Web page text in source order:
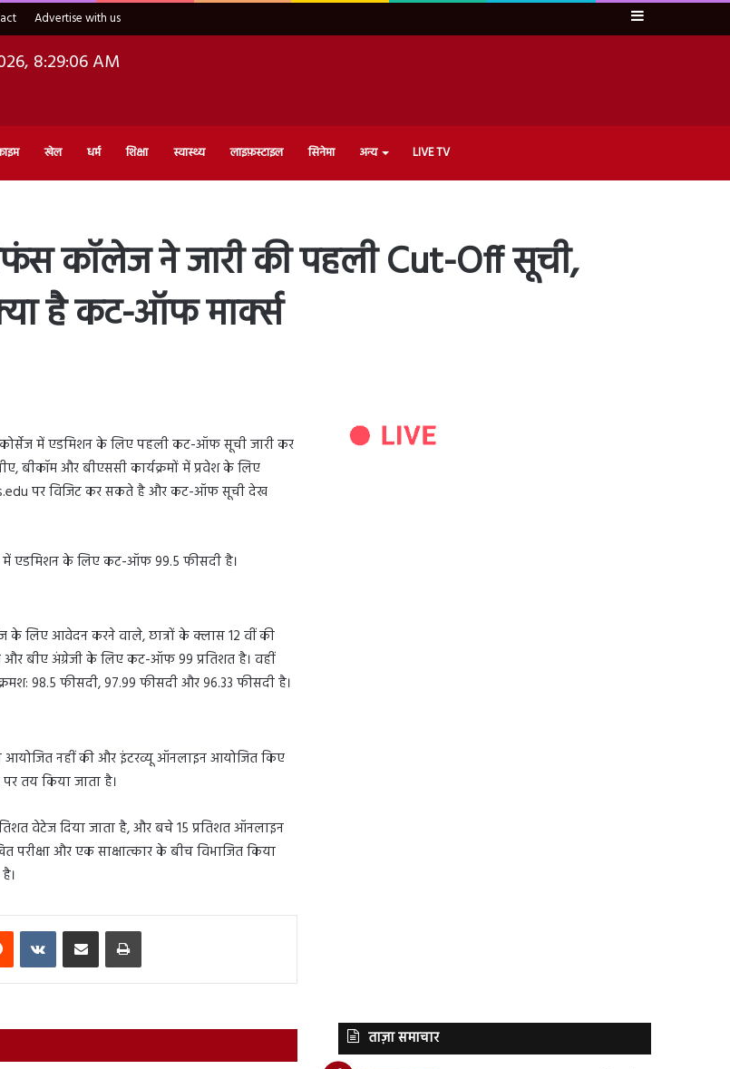
Advertise with us Sidebar
8:29:07 AM
खेल धर्म शिक्षा स्वास्थ्य लाइफ़स्टाइल सिनेमा अन्य LIVE TV
कॉलेज ने जारी की पहली Cut-Off सूची,
है कट-ऑफ मार्क्स
कोर्सेज में एडमिशन के लिए पहली कट-ऑफ सूची जारी कर
बीकॉम और बीएससी कार्यक्रमों में प्रवेश के लिए
पर विजिट कर सकते है और कट-ऑफ सूची देख
एडमिशन के लिए कट-ऑफ 99.5 फीसदी है।
के लिए आवेदन करने वाले, छात्रों के क्लास 12 वीं की
और बीए अंग्रेजी के लिए कट-ऑफ 99 प्रतिशत है। वहीं
98.5 फीसदी, 97.99 फीसदी और 96.33 फीसदी है।
आयोजित नहीं की और इंटरव्यू ऑनलाइन आयोजित किए
तय किया जाता है।
वेटेज दिया जाता है, और बचे 15 प्रतिशत ऑनलाइन
परीक्षा और एक साक्षात्कार के बीच विभाजित किया
Reddit VKontakteShare via Email Print
ताज़ा समाचार